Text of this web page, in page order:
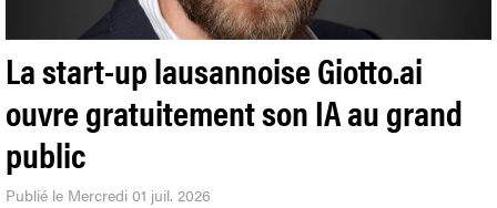
La start-up lausannoise Giotto.ai
ouvre gratuitement son IA au grand
public
Publié le Mercredi 01 juil. 2026